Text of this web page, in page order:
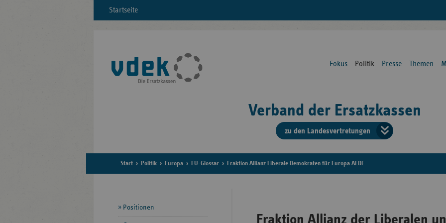
Startseite
Fokus Politik Presse Themen
Verband der Ersatzkassen
zu den Landesvertretungen
der
Start Politik Europa EU-Glossar Fraktion Allianz Liberale Demokraten für Europa ALDE
Fraktion Allianz der Liberalen
Seitennavigation
Positionen